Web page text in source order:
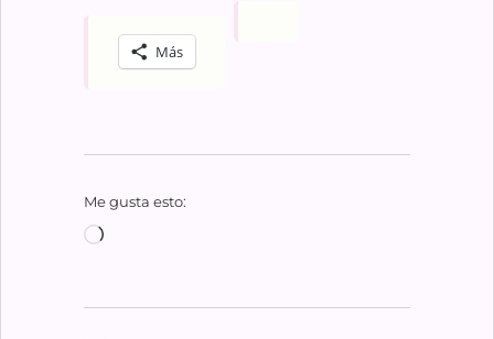
Más
Me gusta esto:
Cargando...